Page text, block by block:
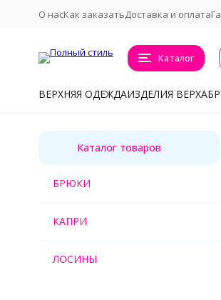
О насКак заказатьДоставка и оплата
Каталог
ВЕРХНЯЯ ОДЕЖДАИЗДЕЛИЯ ВЕРХА
Каталог товаров
БРЮКИ
КАПРИ
ЛОСИНЫ